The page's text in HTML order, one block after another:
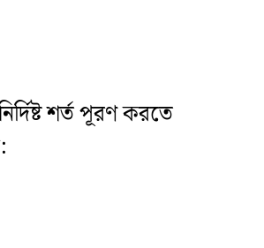
শর্ত পূরণ করতে